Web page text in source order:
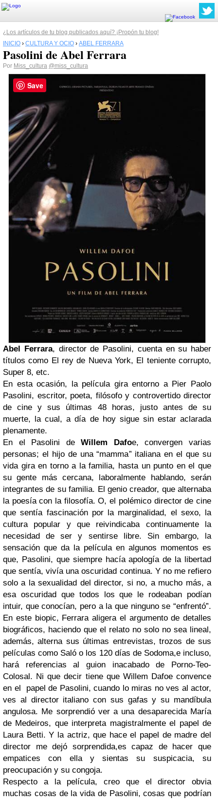
¿Los artículos de tu blog publicados aquí? ¡Propón tu blog!
INICIO › CULTURA Y OCIO › ABEL FERRARA
Pasolini de Abel Ferrara
Por Miss_cultura @miss_cultura
Abel Ferrara, director de Pasolini, cuenta en su haber
títulos como El rey de Nueva York, El teniente corrupto,
Super 8, etc.
En esta ocasión, la película gira entorno a Pier Paolo
Pasolini, escritor, poeta, filósofo y controvertido director
de cine y sus últimas 48 horas, justo antes de su
muerte, la cual, a día de hoy sigue sin estar aclarada
plenamente.
En el Pasolini deWillem Dafoe, convergen varias
personas; el hijo de una “mamma” italiana en el que su
vida gira en torno a la familia, hasta un punto en el que
su gente más cercana, laboralmente hablando, serán
integrantes de su familia. El genio creador, que alternaba
la poesía con la filosofía. O, el polémico director de cine
que sentía fascinación por la marginalidad, el sexo, la
cultura popular y que reivindicaba continuamente la
necesidad de ser y sentirse libre.
Sin embargo, la
sensación que da la película en algunos momentos es
que, Pasolini, que siempre hacía apología de la libertad
que sentía, vivía una oscuridad continua. Y no me refiero
solo a la sexualidad del director, si no, a mucho más, a
esa oscuridad que todos los que le rodeaban podían
intuir, que conocían, pero a la que ninguno se “enfrentó”.
En este biopic, Ferrara aligera el argumento de detalles
biográficos, haciendo que el relato no solo no sea lineal,
además, alterna sus últimas entrevistas, trozos de sus
películas como Saló o los 120 días de Sodoma,e incluso,
hará referencias al guion inacabado de Porno-Teo-
Colosal. Ni que decir tiene que Willem Dafoe convence
en el papel de Pasolini, cuando lo miras no ves al actor,
ves al director italiano con sus gafas y su mandíbula
angulosa. Me sorprendió ver a una desaparecida María
de Medeiros, que interpreta magistralmente el papel de
Laura Betti. Y la actriz, que hace el papel de madre del
director me dejó sorprendida,es capaz de hacer que
empatices con ella y sientas su suspicacia, su
preocupación y su congoja.
Respecto a la película, creo que el director obvia
muchas cosas de la vida de Pasolini, cosas que podrían
Save